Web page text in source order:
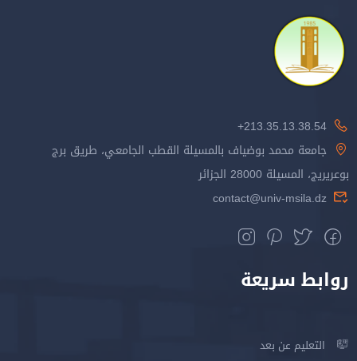
213.35.13.38.54+
جامعة محمد بوضياف بالمسيلة القطب الجامعي، طريق برج
بوعريريج، المسيلة 28000 الجزائر
contact@univ-msila.dz
روابط سريعة
التعليم عن بعد